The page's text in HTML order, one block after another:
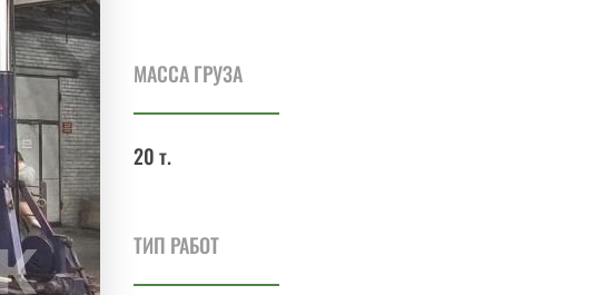
МАССА ГРУЗА
20 т.
ТИП РАБОТ